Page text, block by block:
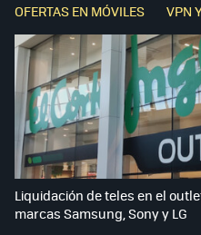
OFERTAS EN MÓVILES VPN
Liquidación de teles en el
marcas Samsung, Sony y LG